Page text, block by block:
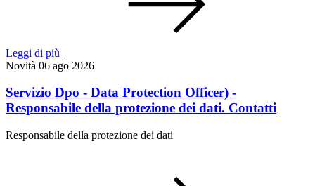
Leggi di più
Novità 06 ago 2026
Servizio Dpo - Data Protection Officer) -
Responsabile della protezione dei dati. Contatti
Responsabile della protezione dei dati